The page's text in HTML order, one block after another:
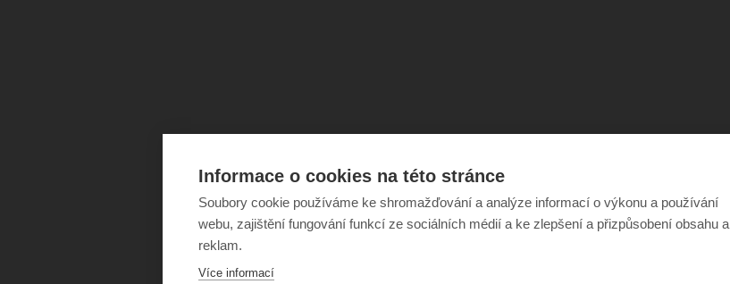
Informace o cookies na této stránce
Soubory cookie používáme ke shromažďování a analýze informací o výkonu a používání
webu, zajištění fungování funkcí ze sociálních médií a ke zlepšení a přizpůsobení obsahu a
reklam.
Více informací